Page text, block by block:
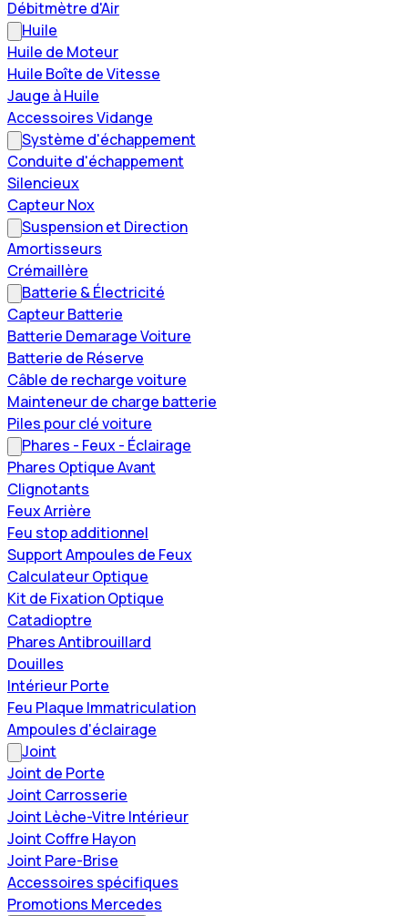
Débitmètre d'Air
Huile
Huile de Moteur
Huile Boîte de Vitesse
Jauge à Huile
Accessoires Vidange
Système d'échappement
Conduite d'échappement
Silencieux
Capteur Nox
Suspension et Direction
Amortisseurs
Crémaillère
Batterie & Électricité
Capteur Batterie
Batterie Demarage Voiture
Batterie de Réserve
Câble de recharge voiture
Mainteneur de charge batterie
Piles pour clé voiture
Phares - Feux - Éclairage
Phares Optique Avant
Clignotants
Feux Arrière
Feu stop additionnel
Support Ampoules de Feux
Calculateur Optique
Kit de Fixation Optique
Catadioptre
Phares Antibrouillard
Douilles
Intérieur Porte
Feu Plaque Immatriculation
Ampoules d'éclairage
Joint
Joint de Porte
Joint Carrosserie
Joint Lèche-Vitre Intérieur
Joint Coffre Hayon
Joint Pare-Brise
Accessoires spécifiques
Promotions Mercedes